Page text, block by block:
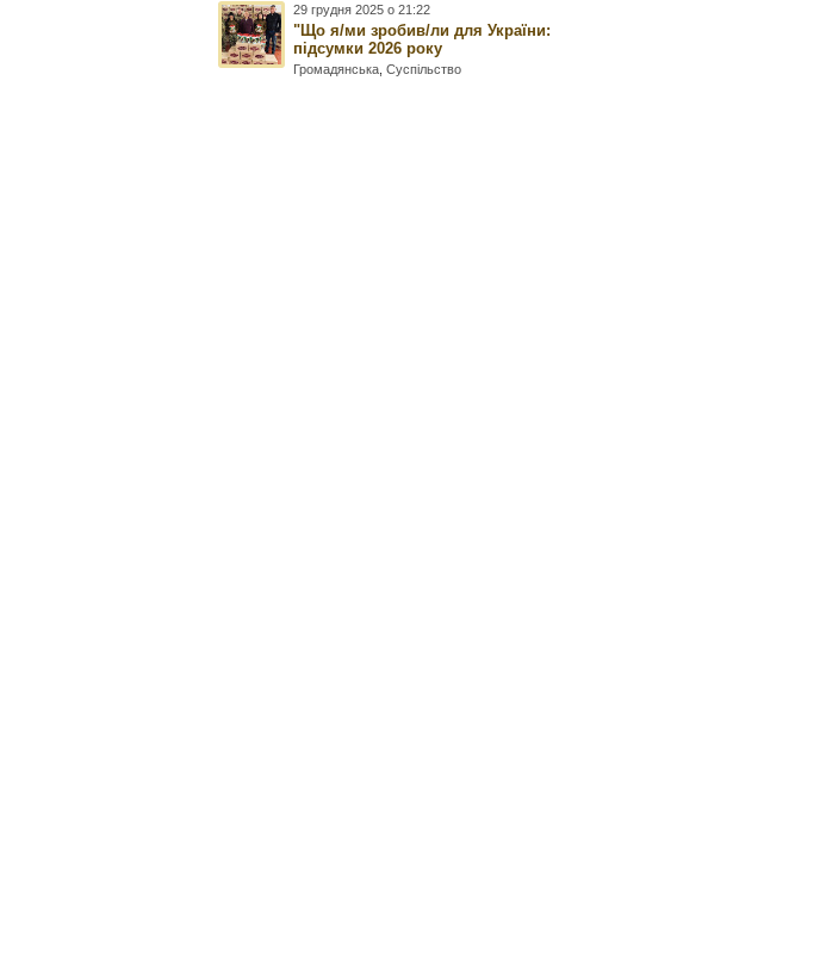
29 грудня 2025 о 21:22
"Що я/ми зробив/ли для України:
підсумки 2026 року
Громадянська ,Суспільство